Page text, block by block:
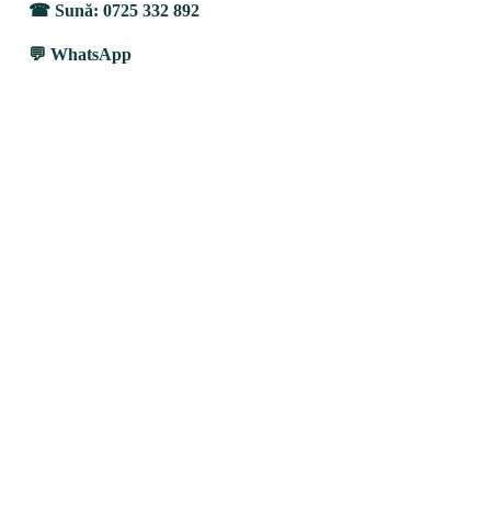
Sună: 0725 332 892
WhatsApp